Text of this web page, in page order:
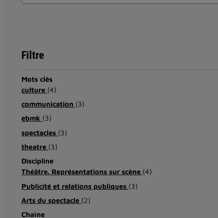
Filtre
Mots clés
culture (4)
communication (3)
ebmk (3)
spectacles (3)
theatre (3)
Discipline
Théâtre. Représentations sur scène (4)
Publicité et relations publiques (3)
Arts du spectacle (2)
Chaîne